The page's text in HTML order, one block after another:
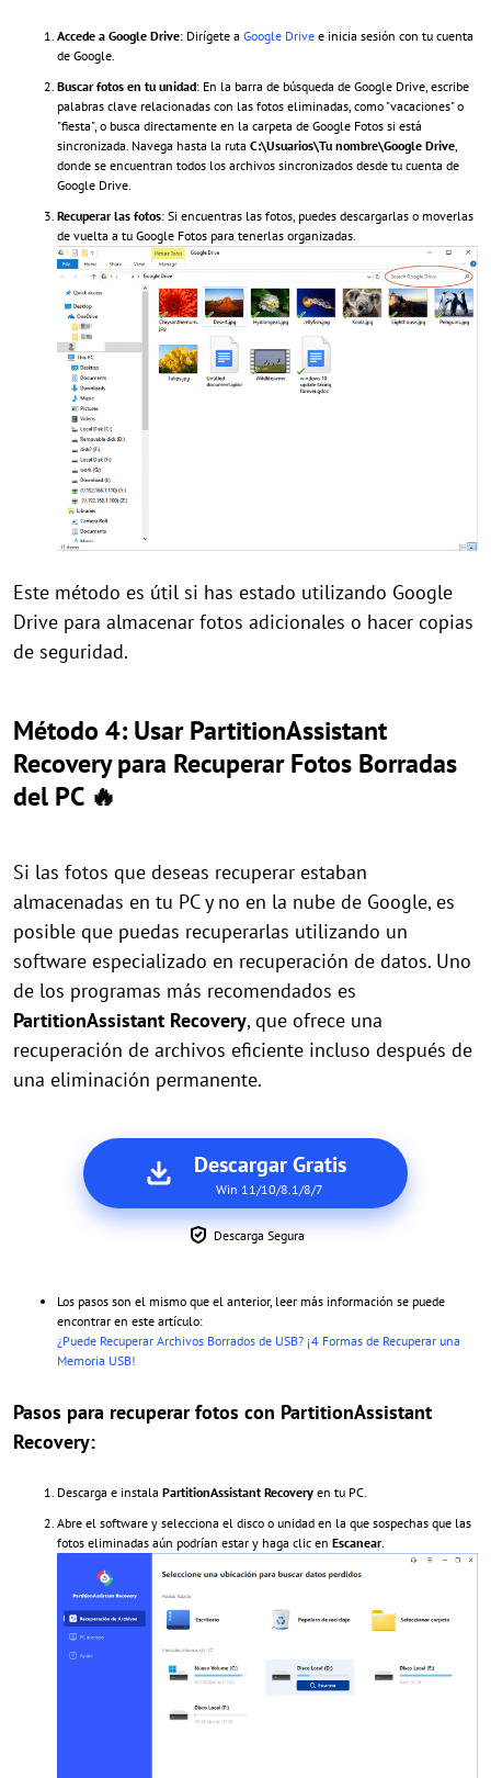
Accede a Google Drive: Dirígete a Google Drive e inicia sesión con tu cuenta
de Google.
Buscar fotos en tu unidad: En la barra de búsqueda de Google Drive, escribe
palabras clave relacionadas con las fotos eliminadas, como "vacaciones" o
"fiesta", o busca directamente en la carpeta de Google Fotos si está
sincronizada. Navega hasta la ruta C:\Usuarios\Tu nombre\Google Drive,
donde se encuentran todos los archivos sincronizados desde tu cuenta de
Google Drive.
Recuperar las fotos: Si encuentras las fotos, puedes descargarlas o moverlas
de vuelta a tu Google Fotos para tenerlas organizadas.
Este método es útil si has estado utilizando Google
Drive para almacenar fotos adicionales o hacer copias
de seguridad.
Método 4: Usar PartitionAssistant
Recovery para Recuperar Fotos Borradas
del PC 🔥
Si las fotos que deseas recuperar estaban
almacenadas en tu PC y no en la nube de Google, es
posible que puedas recuperarlas utilizando un
software especializado en recuperación de datos. Uno
de los programas más recomendados es
PartitionAssistant Recovery, que ofrece una
recuperación de archivos eficiente incluso después de
una eliminación permanente.
Descargar Gratis
Win 11/10/8.1/8/7
Descarga Segura
Los pasos son el mismo que el anterior, leer más información se puede
encontrar en este artículo:
¿Puede Recuperar Archivos Borrados de USB? ¡4 Formas de Recuperar una
Memoria USB!
Pasos para recuperar fotos con PartitionAssistant
Recovery:
Descarga e instala PartitionAssistant Recovery en tu PC.
Abre el software y selecciona el disco o unidad en la que sospechas que las
fotos eliminadas aún podrían estar y haga clic en Escanear.